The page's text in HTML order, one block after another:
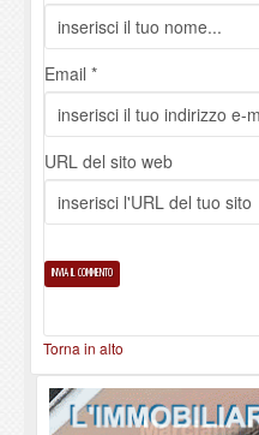
Email *
URL del sito web
Torna in alto